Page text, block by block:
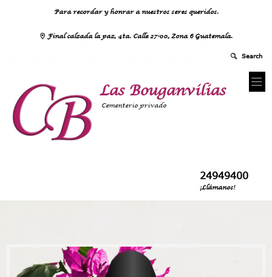
Para recordar y honrar a nuestros seres queridos.
Final calzada la paz, 4ta. Calle 27-00, Zona 6 Guatemala.
Las Bouganvilias
Cementerio privado
24949400
¡Llámanos!